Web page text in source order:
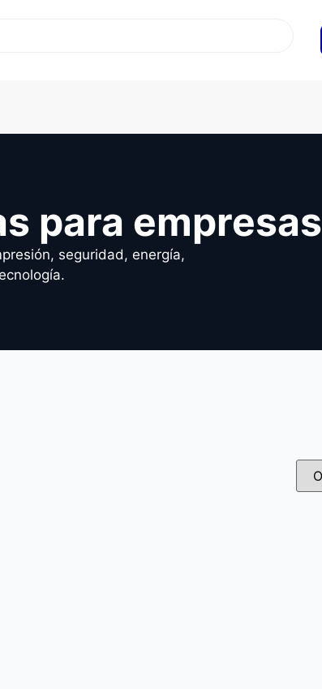
para empresas
seguridad, energía,